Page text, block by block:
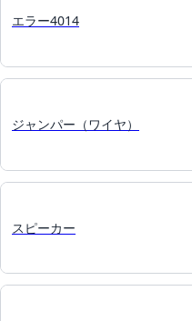
エラー4014
ジャンパー（ワイヤ）
スピーカー